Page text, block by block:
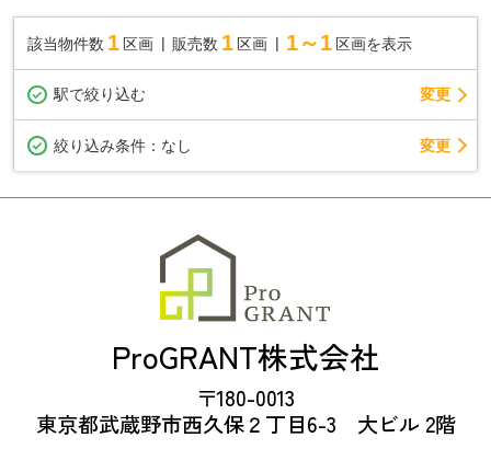
該当物件数 1 区画 販売数 1 区画 1～1 区画を表示
駅で絞り込む 変更
絞り込み条件： なし 変更
ProGRANT株式会社
〒180-0013
東京都武蔵野市西久保２丁目6-3 大ビル 2階